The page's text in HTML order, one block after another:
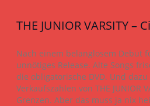
THE JUNIOR VARSITY –
Nach einem belanglosem Debüt
unnötiges Release. Alte Songs
die obligatorische DVD. Und
Verkaufszahlen von THE JUNIOR
Grenzen. Aber das muss ja nix